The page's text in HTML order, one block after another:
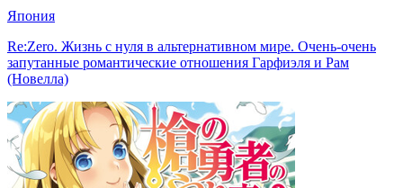
Япония
Re:Zero. Жизнь с нуля в альтернативном мире. Очень-очень
запутанные романтические отношения Гарфиэля и Рам
(Новелла)